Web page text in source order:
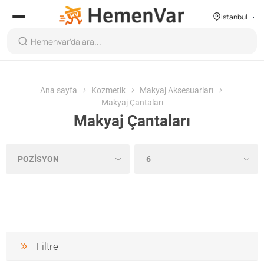
Istanbul
Ana sayfa Kozmetik
Makyaj Aksesuarları
Makyaj Çantaları
Makyaj Çantaları
Filtre